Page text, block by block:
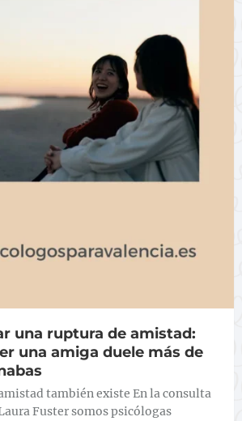
una ruptura de amistad:
una amiga duele más de
también existe En la consulta
Fuster somos psicólogas